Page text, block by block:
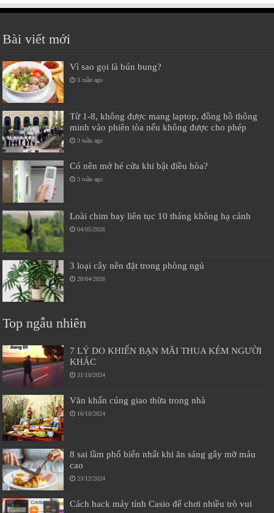
Bài viết mới
Vì sao gọi là bún bung?
3 tuần ago
Từ 1-8, không được mang laptop, đồng hồ thông
minh vào phiên tòa nếu không được cho phép
3 tuần ago
Có nên mở hé cửa khi bật điều hòa?
3 tuần ago
Loài chim bay liên tục 10 tháng không hạ cánh
04/05/2026
3 loại cây nên đặt trong phòng ngủ
28/04/2026
Top ngẫu nhiên
7 LÝ DO KHIẾN BẠN MÃI THUA KÉM NGƯỜI
KHÁC
31/10/2024
Văn khấn cúng giao thừa trong nhà
16/10/2024
8 sai lầm phổ biến nhất khi ăn sáng gây mỡ máu
cao
23/12/2024
Cách hack máy tính Casio để chơi nhiều trò vui